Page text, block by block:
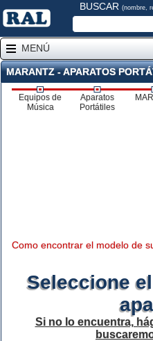
BUSCAR (nombre,
MENÚ
MARANTZ - APARATOS
Equipos de
Música
Aparatos
Portátiles
Como encontrar el modelo de
Seleccione
Si no lo encuentra,